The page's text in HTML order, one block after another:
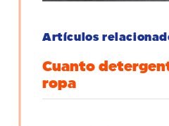
Artículos
Cuanto
ropa